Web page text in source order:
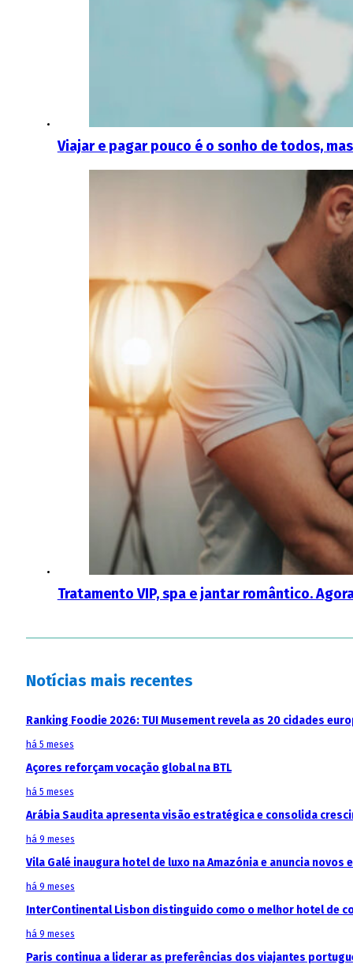
Viajar e pagar pouco é o sonho de todos,
Tratamento VIP, spa e jantar romântico.
Notícias mais recentes
Ranking Foodie 2026: TUI Musement revela as 20 cidades
há 5 meses
Açores reforçam vocação global na BTL
há 5 meses
Arábia Saudita apresenta visão estratégica e consolida
há 9 meses
Vila Galé inaugura hotel de luxo na Amazónia e anuncia
há 9 meses
InterContinental Lisbon distinguido como o melhor hotel de
há 9 meses
Paris continua a liderar as preferências dos viajantes